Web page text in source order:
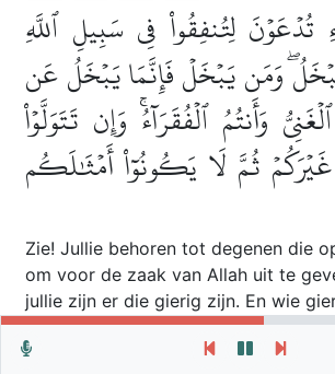
لِتُنفِقُواْ فِي سَبِيلِ ٱللَّهِ
وَمَن يَبۡخَلۡ فَإِنَّمَا يَبۡخَلُ عَن
وَأَنتُمُ ٱلۡفُقَرَآءُۚ وَإِن تَتَوَلَّوۡاْ
ثُمَّ لَا يَكُونُوٓاْ أَمۡثَٰلَكُم
Zie! Jullie behoren tot degenen die
om voor de zaak van Allah uit te
jullie zijn er die gierig zijn. En wie
dat is slechts ten koste van zichzelf.
Behoefteloos terwijl jullie de